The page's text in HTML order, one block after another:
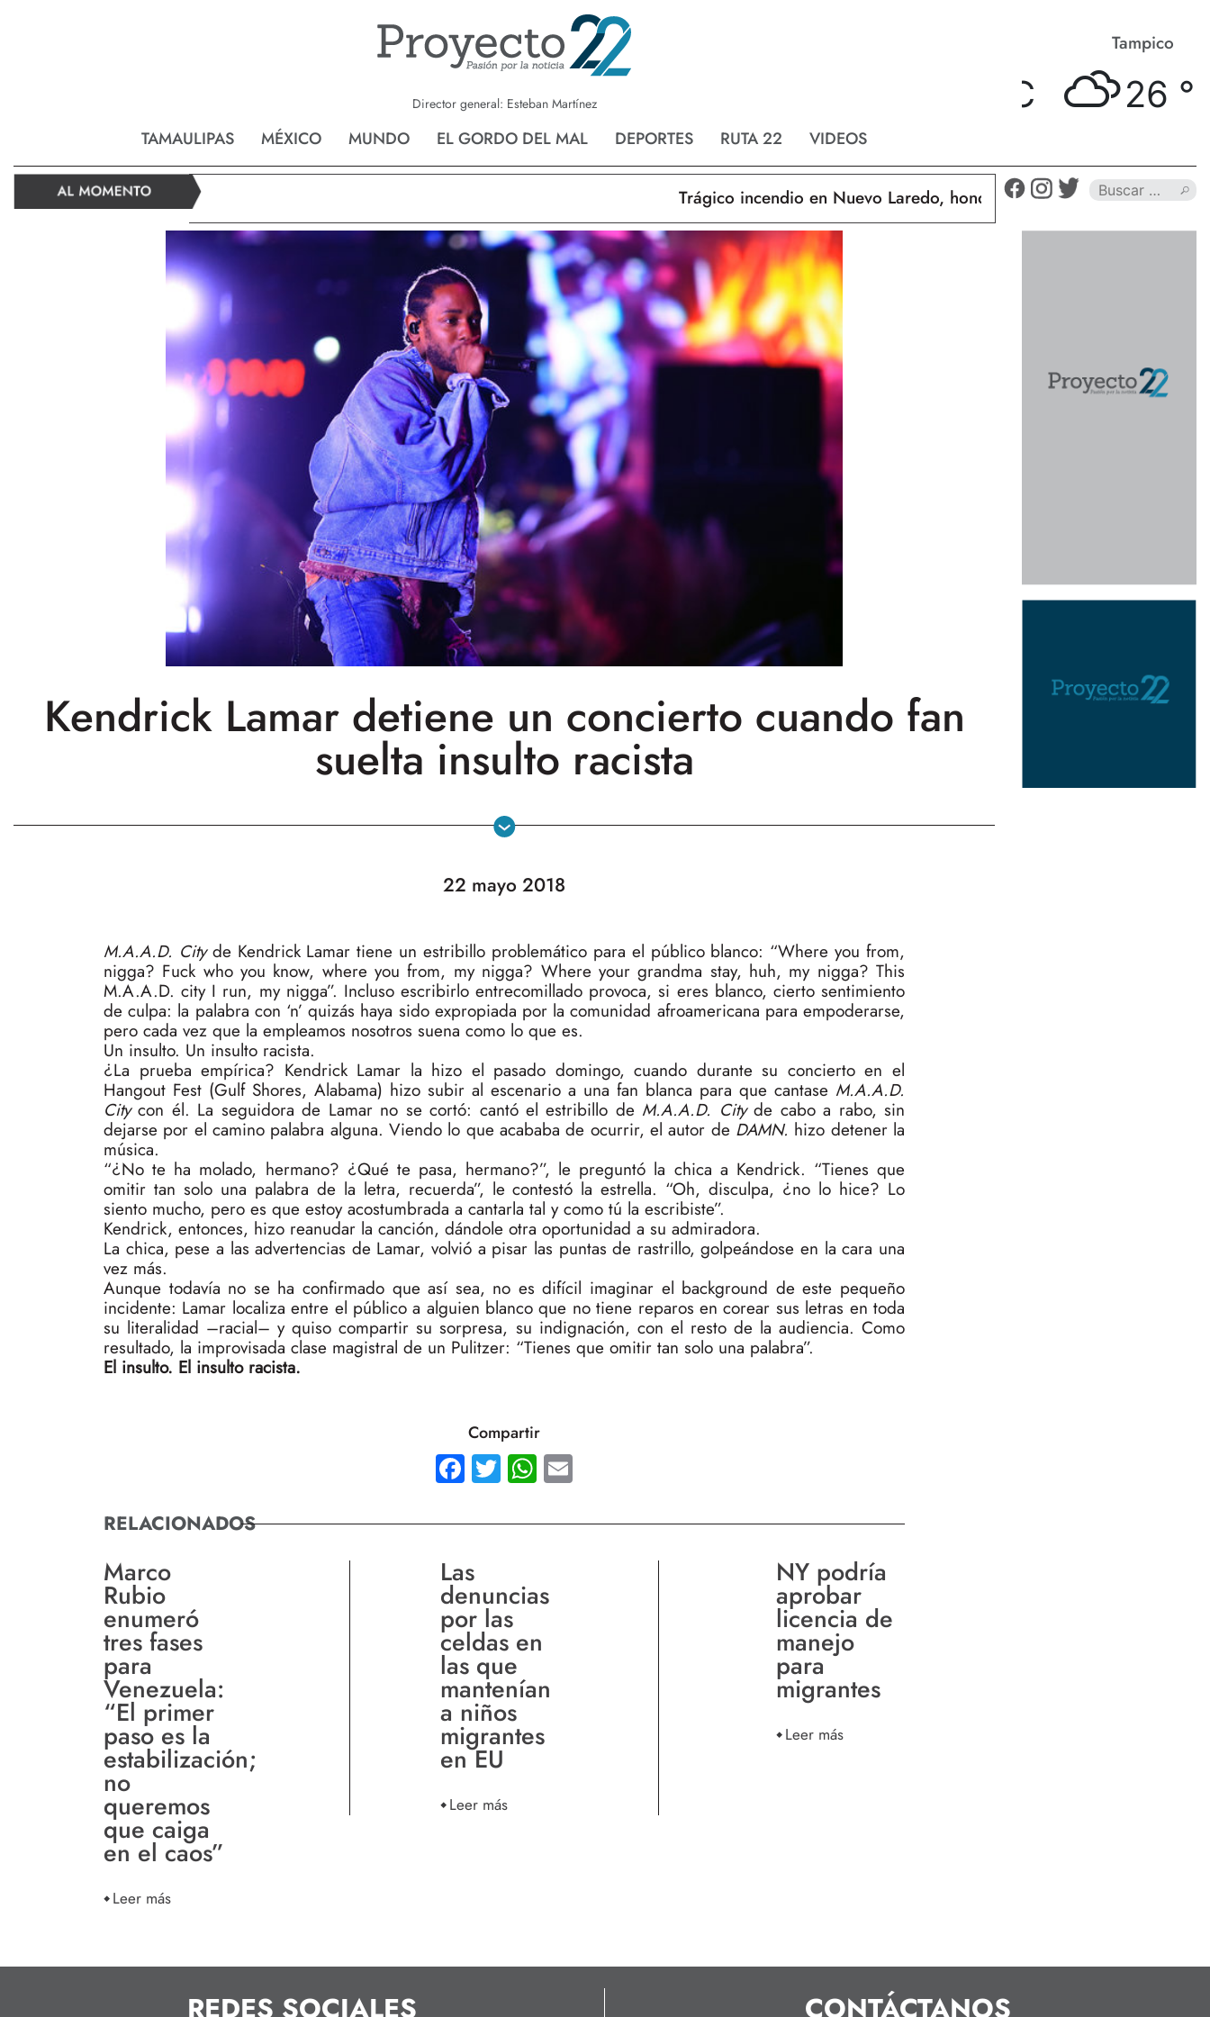
Director general: Esteban Martínez
TAMAULIPAS MÉXICO MUNDO EL GORDO DEL MAL DEPORTES RUTA 22 VIDEOS
Reynosa Nvo. Laredo Tampico
26 °C
Trágico incendio en Nuevo Laredo, hondureño muere calcinado
Kendrick Lamar detiene un concierto cuando fan
suelta insulto racista
22 mayo 2018
M.A.A.D. Cityde Kendrick Lamar tiene un estribillo problemático para el público blanco: “Where you from,
nigga? Fuck who you know, where you from, my nigga? Where your grandma stay, huh, my nigga? This
M.A.A.D. city I run, my nigga”. Incluso escribirlo entrecomillado provoca, si eres blanco, cierto sentimiento
de culpa: la palabra con ‘n’ quizás haya sido expropiada por la comunidad afroamericana para empoderarse,
pero cada vez que la empleamos nosotros suena como lo que es.
Un insulto. Un insulto racista.
¿La prueba empírica? Kendrick Lamar la hizo el pasado domingo, cuando durante su concierto en el
Hangout Fest (Gulf Shores, Alabama) hizo subir al escenario a una fan blanca para que cantase M.A.A.D.
Citycon él. La seguidora de Lamar no se cortó: cantó el estribillo de M.A.A.D. Cityde cabo a rabo, sin
dejarse por el camino palabra alguna. Viendo lo que acababa de ocurrir, el autor de DAMN. hizo detener la
música.
“¿No te ha molado, hermano? ¿Qué te pasa, hermano?”, le preguntó la chica a Kendrick. “Tienes que
omitir tan solo una palabra de la letra, recuerda”, le contestó la estrella. “Oh, disculpa, ¿no lo hice? Lo
siento mucho, pero es que estoy acostumbrada a cantarla tal y como tú la escribiste”.
Kendrick, entonces, hizo reanudar la canción, dándole otra oportunidad a su admiradora.
La chica, pese a las advertencias de Lamar, volvió a pisar las puntas de rastrillo, golpeándose en la cara una
vez más.
Aunque todavía no se ha confirmado que así sea, no es difícil imaginar el background de este pequeño
incidente: Lamar localiza entre el público a alguien blanco que no tiene reparos en corear sus letras en toda
su literalidad –racial– y quiso compartir su sorpresa, su indignación, con el resto de la audiencia. Como
resultado, la improvisada clase magistral de un Pulitzer: “Tienes que omitir tan solo una palabra”.
El insulto. El insulto racista.
Compartir
Facebook
TwitterWhatsApp
RELACIONADOS
Marco
Rubio
enumeró
tres fases
para
Venezuela:
“El primer
paso es la
estabilización;
no
queremos
que caiga
en el caos”
Leer más
Las
denuncias
por las
celdas en
las que
mantenían
a niños
migrantes
en EU
Leer más
NY podría
aprobar
licencia de
manejo
para
migrantes
Leer más
REDES SOCIALES CONTÁCTANOS